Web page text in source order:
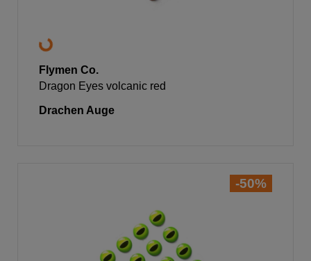
Flymen Co.
Dragon Eyes volcanic red
Drachen Auge
-50%